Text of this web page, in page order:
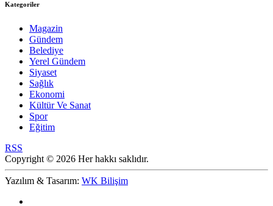
Kategoriler
Magazin
Gündem
Belediye
Yerel Gündem
Siyaset
Sağlık
Ekonomi
Kültür Ve Sanat
Spor
Eğitim
RSS
Copyright © 2026 Her hakkı saklıdır.
Yazılım & Tasarım: WK Bilişim